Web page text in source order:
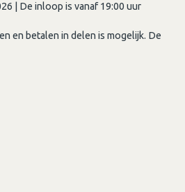
| De inloop is vanaf 19:00 uur
en betalen in delen is mogelijk. De